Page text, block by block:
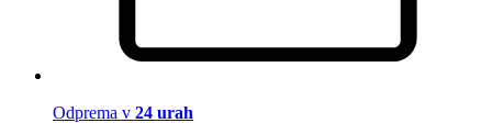
Odprema v 24 urah